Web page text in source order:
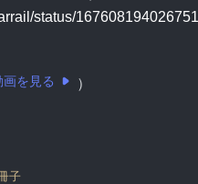
status/
画を見る ）
子